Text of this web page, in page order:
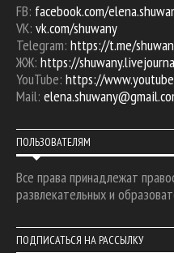
FB: facebook.com/
VK: vk.com/shuwany
Telegram: https://t.me/
ЖЖ: https://
YouTube: https://
Mail:
ПОЛЬЗОВАТЕЛЯМ
Все права принадлежат
развлекательных и
ПОДПИСАТЬСЯ НА РАССЫЛКУ